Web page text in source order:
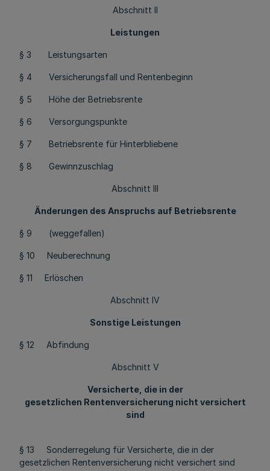
Abschnitt II
Leistungen
§ 3 Leistungsarten
§ 4 Versicherungsfall und Rentenbeginn
§ 5 Höhe der Betriebsrente
§ 6 Versorgungspunkte
§ 7 Betriebsrente für Hinterbliebene
§ 8 Gewinnzuschlag
Abschnitt III
Änderungen des Anspruchs auf Betriebsrente
§ 9 (weggefallen)
§ 10 Neuberechnung
§ 11 Erlöschen
Abschnitt IV
Sonstige Leistungen
§ 12 Abfindung
Abschnitt V
Versicherte, die in der
gesetzlichen Rentenversicherung nicht versichert
sind
§ 13 Sonderregelung für Versicherte, die in der
gesetzlichen Rentenversicherung nicht versichert sind